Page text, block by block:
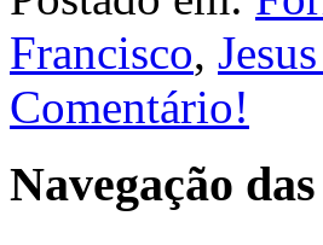
Francisco,
Comentário!
Navegação